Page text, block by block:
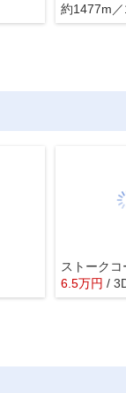
約1477m
ストークコ
6.5万円 /